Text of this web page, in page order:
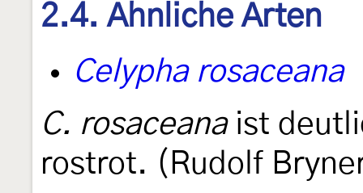
2.4. Ähnliche Arten
Celypha rosaceana
C. rosaceanaist
rostrot. (Rudolf